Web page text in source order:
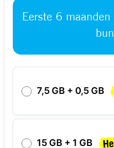
Eerste 6 maanden
7,5 GB + 0,5 GB
15 GB + 1 GB